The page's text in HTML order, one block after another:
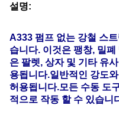
설명:
A333 펌프 없는 강철 스
습니다. 이것은 팽창, 밀
은 팔렛, 상자 및 기타 유
용됩니다.일반적인 강도
허용됩니다.모든 수동 도
적으로 작동 할 수 있습니